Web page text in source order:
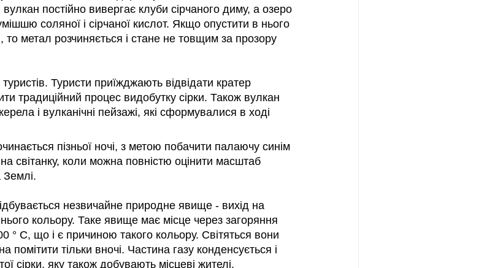
постійно вивергає клуби сірчаного диму, а озеро
соляної і сірчаної кислот. Якщо опустити в нього
метал розчиняється і стане не товщим за прозору
Туристи приїжджають відвідати кратер
традиційний процес видобутку сірки. Також вулкан
і вулканічні пейзажі, які сформувалися в ході
пізньої ночі, з метою побачити палаючу синім
на світанку, коли можна повністю оцінити масштаб
Землі.
незвичайне природне явище - вихід на
кольору. Таке явище має місце через загоряння
° C, що і є причиною такого кольору. Світяться вони
тільки вночі. Частина газу конденсується і
сірки, яку також добувають місцеві жителі.